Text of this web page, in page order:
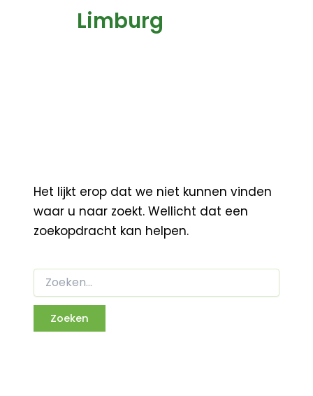
Limburg
Het lijkt erop dat we niet kunnen vinden
waar u naar zoekt. Wellicht dat een
zoekopdracht kan helpen.